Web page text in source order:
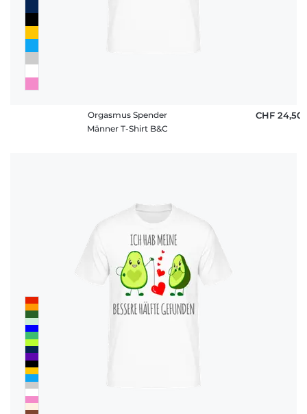
Orgasmus Spender
Männer T-Shirt B&C
CHF 24,50